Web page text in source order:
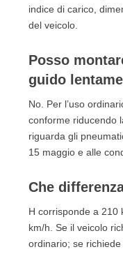
indice di carico,
del veicolo.
Posso
guido
No. Per l’uso
conforme riducendo
riguarda gli
15 maggio e alle
Che
H corrisponde a 210
km/h. Se il veicolo
ordinario; se